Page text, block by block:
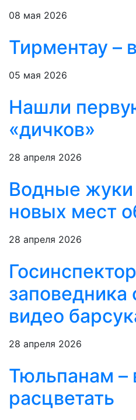
08 мая 2026
Тирментау –
05 мая 2026
Нашли
«дичков»
28 апреля 2026
Водные жуки
новых мест
28 апреля 2026
Госинспектор
заповедника
видео
28 апреля 2026
Тюльпанам –
расцветать